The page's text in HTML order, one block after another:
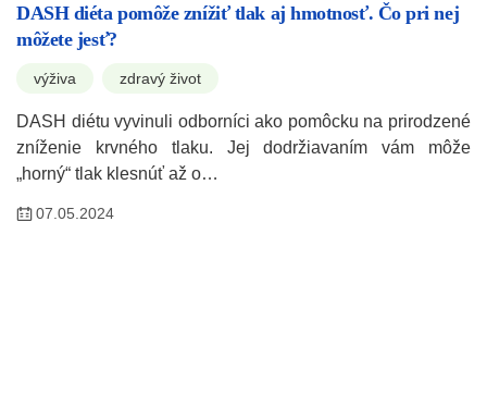
DASH diéta pomôže znížiť tlak aj hmotnosť. Čo pri nej
môžete jesť?
výživa zdravý život
DASH diétu vyvinuli odborníci ako pomôcku na prirodzené
zníženie krvného tlaku. Jej dodržiavaním vám môže
„horný“ tlak klesnúť až o…
07.05.2024